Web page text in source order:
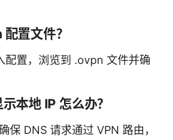
置文件？
配置，浏览到 .ovpn 文件并确
本地 IP 怎么办？
保 DNS 请求通过 VPN 路由，